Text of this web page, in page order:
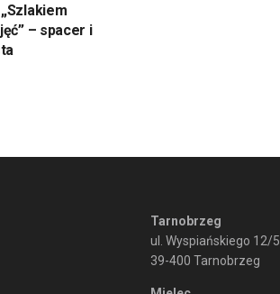
– spacer i
Tarnobrzeg
ul. Wyspiańskiego 12/5
39-400 Tarnobrzeg